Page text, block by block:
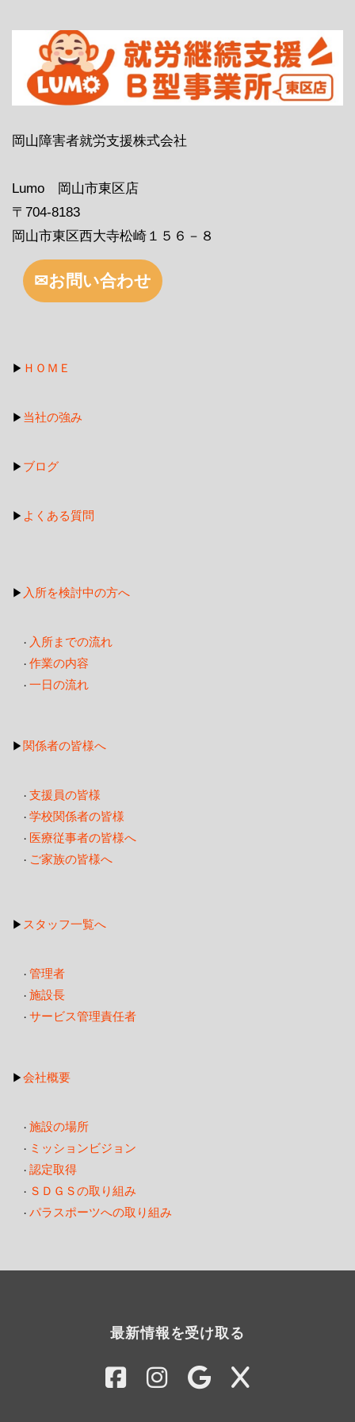
岡山障害者就労支援株式会社
Lumo 岡山市東区店
〒704-8183
岡山市東区西大寺松崎１５６－８
✉お問い合わせ
▶ ＨＯＭＥ
▶ 当社の強み
▶ ブログ
▶ よくある質問
▶ 入所を検討中の方へ
・ 入所までの流れ
・ 作業の内容
・ 一日の流れ
▶ 関係者の皆様へ
・ 支援員の皆様
・ 学校関係者の皆様
・ 医療従事者の皆様へ
・ ご家族の皆様へ
▶ スタッフ一覧へ
・ 管理者
・ 施設長
・ サービス管理責任者
▶会社概要
・ 施設の場所
・ ミッションビジョン
・ 認定取得
・ ＳＤＧＳの取り組み
・ パラスポーツへの取り組み
最新情報を受け取る